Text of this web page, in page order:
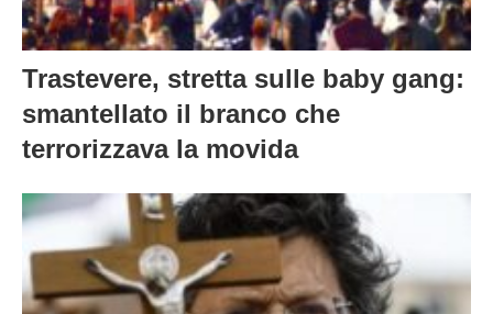
Trastevere, stretta sulle baby gang:
smantellato il branco che
terrorizzava la movida